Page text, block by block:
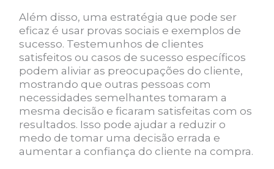
Além disso, uma estratégia que pode ser
eficaz é usar provas sociais e exemplos de
sucesso. Testemunhos de clientes
satisfeitos ou casos de sucesso específicos
podem aliviar as preocupações do cliente,
mostrando que outras pessoas com
necessidades semelhantes tomaram a
mesma decisão e ficaram satisfeitas com os
resultados. Isso pode ajudar a reduzir o
medo de tomar uma decisão errada e
aumentar a confiança do cliente na compra.